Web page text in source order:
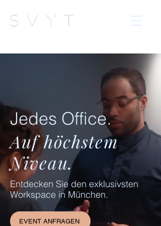
Jedes Office.
Auf höchstem
Niveau.
Entdecken Sie den exklusivsten
Workspace in München.
EVENT ANFRAGEN